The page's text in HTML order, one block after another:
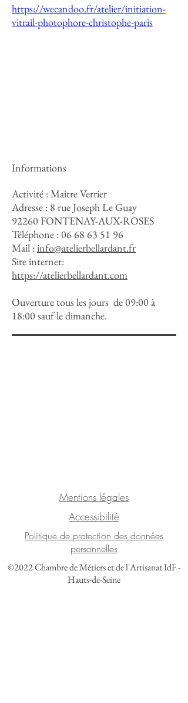
https://wecandoo.fr/atelier/initiation-
vitrail-photophore-christophe-paris
Informations
Activité : Maître Verrier
Adresse : 8 rue Joseph Le Guay
92260 FONTENAY-AUX-ROSES
Téléphone :06 68 63 51 96
Mail :info@atelierbellardant.fr
Site internet:
https://atelierbellardant.com
Ouverture tous les jours de 09:00 à
18:00 sauf le dimanche.
Mentions légales
Accessibilité
Politique de protection des données
personnelles
©2022 Chambre de Métiers et de l'Artisanat IdF -
Hauts-de-Seine